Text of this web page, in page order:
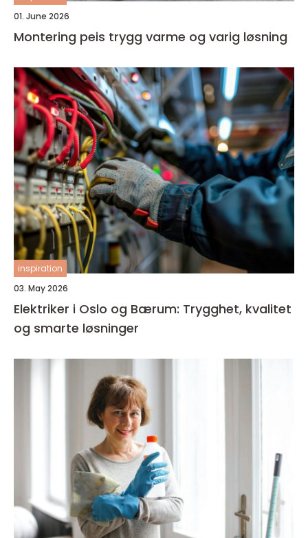
01. June 2026
Montering peis trygg varme og varig løsning
inspiration
03. May 2026
Elektriker i Oslo og Bærum: Trygghet, kvalitet
og smarte løsninger